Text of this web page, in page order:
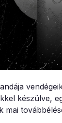
készülve,
mai